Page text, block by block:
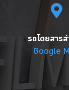
รถโดยสาร
Google